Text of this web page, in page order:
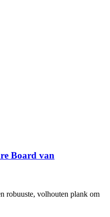
Board van
robuuste, volhouten plank om